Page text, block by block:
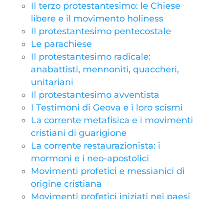
Il terzo protestantesimo: le Chiese
libere e il movimento holiness
Il protestantesimo pentecostale
Le parachiese
Il protestantesimo radicale:
anabattisti, mennoniti, quaccheri,
unitariani
Il protestantesimo avventista
I Testimoni di Geova e i loro scismi
La corrente metafisica e i movimenti
cristiani di guarigione
La corrente restaurazionista: i
mormoni e i neo-apostolici
Movimenti profetici e messianici di
origine cristiana
Movimenti profetici iniziati nei paesi